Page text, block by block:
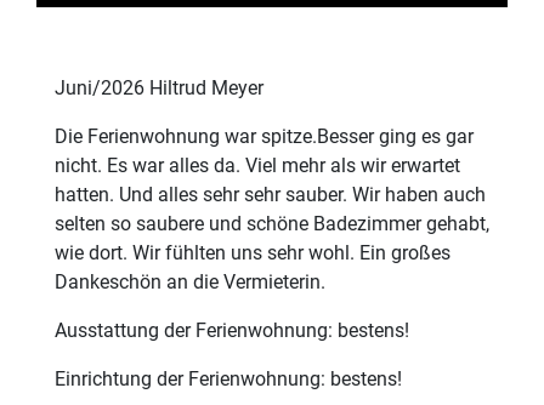
Juni/2026 Hiltrud Meyer
Die Ferienwohnung war spitze.Besser ging es gar
nicht. Es war alles da. Viel mehr als wir erwartet
hatten. Und alles sehr sehr sauber. Wir haben auch
selten so saubere und schöne Badezimmer gehabt,
wie dort. Wir fühlten uns sehr wohl. Ein großes
Dankeschön an die Vermieterin.
Ausstattung der Ferienwohnung: bestens!
Einrichtung der Ferienwohnung: bestens!